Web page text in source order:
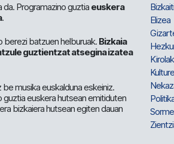
Programazino guztia euskera
.
berezi batzuen helburuak. Bizkaia
guztientzat atsegina izatea
musika euskalduna eskeiniz.
guztia euskera hutsean emitiduten
bizkaiera hutsean egiten dauan
Elizea
Kirolak